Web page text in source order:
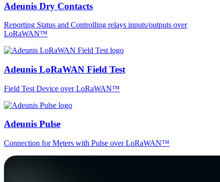
Adeunis Dry Contacts
Reporting Status and Controlling relays inputs/outputs over
LoRaWAN™
Adeunis LoRaWAN Field Test
Field Test Device over LoRaWAN™
Adeunis Pulse
Connection for Meters with Pulse over LoRaWAN™